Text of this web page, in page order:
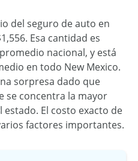
del seguro de auto en
Esa cantidad es
nacional, y está
en todo New Mexico.
sorpresa dado que
se concentra la mayor
El costo exacto de
factores importantes.